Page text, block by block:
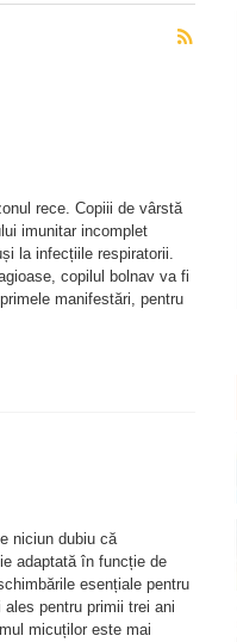
rece. Copiii de vârstă
imunitar incomplet
la infecțiile respiratorii.
copilul bolnav va fi
manifestări, pentru
niciun dubiu că
adaptată în funcție de
esențiale pentru
ales pentru primii trei ani
micuților este mai